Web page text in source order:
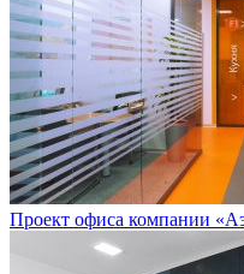
Проект офиса компании